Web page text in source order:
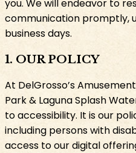
you. We will endeavor to
communication promptly,
business days.​​​​‌ ‍ ​‍​‍‌‍ ‌ ​‍‌‍‍‌‌‍‌ ‌‍‍‌‌‍ ‍​‍​‍​ ‍‍​‍​‍‌ ​ ‌‍​‌‌‍ ‍‌‍‍‌‌ ‌​‌ ‍‌​‍ ‍‌‍‍‌‌‍ ​‍​‍​‍ ​​‍​‍‌‍‍​‌ ​‍‌‍‌‌‌‍‌‍​‍​‍​ ‍‍​‍​‍‌‍‍​‌ ‌​‌ ‌​‌ ​​​ ‍‍​‍ ​‍ ‌‍ ​‌‍​‌​‍ ‌‌‍‌‍‌‍​‌‌‍ ‌‌‍‍‌‌‍‌ ‌‍ ​‌‍‍‌‌‍​‌​‍ ‌‌‍‌​‌‍‌‌‌‍ ​‌‍‌ ‌ ​‍‌‍ ‌ ​ ‌ ​ ‌‍ ​‍ ‍‌ ​ ‌‍​‌‌‍ ‍‌‍‍‌‌ ‌​‌ ‍‌​‍ ‍‌ ​ ‌ ‌​‌ ‌‌‌‍‌​‌‍‍‌‌‍ ​‍ ‌‍‍‌‌‍ ‍‌ ‌​‌‍‌‌‌‍ ‍‌ ‌​​‍ ‌‍‌‌‌‍‌​‌‍‍‌‌ ‌​​‍ ‌‍ ‌‌‍ ‌‍‌​‌‍‌‌​ ‌‌ ​​‌ ​‍‌‍‌‌‌ ​ ‌‍‌‌‌‍ ‍‌ ‌​‌‍​‌‌ ‌​‌‍‍‌‌‍ ‌‍ ‍​ ‍ ‌‍‍‌‌‍‌​​ ‌​ ‌‌​ ​​​ ‌​‌‍‌​‌‍​‍‌‍​‍​ ‌ ‌‍‌‌​‍ ‌​ ​ ‌‍‌​‌‍​ ​ ‌​​‍ ‌​ ‌​​ ‌‌​ ​‌​ ‍‌​‍ ‌‌‍​‍‌‍‌‍​ ‌ ​ ​​​‍ ‌​ ​ ​ ‌‌‌‍‌‍​ ‌‍‌‍​‌​ ​‌‌‍​‌​ ​​​ ​‌‌‍‌‍‌‍​‍‌‍‌‌​ ‍ ‌ ‌​‌ ‍‌‌ ​​‌‍‌‌​ ‌‌ ​​‌‍​‌‌‍‌ ‌‍‌‌​ ‍ ‌ ​​‌‍​‌‌ ‌​‌‍‍​​ ‌‌ ​​‌‍​‌‌‍‌ ‌‍‌‌‌​​‍‌ ‌‌‌‍‍‌‌‍ ​‌‍‌​‌‍‌‌‌ ​‍​‍‌‌​ ‌‌‌​​‍‌‌ ‌‍‍ ‌‍‌‌‌ ‍‌​‍‌‌​ ​ ‌​‌​​‍‌‌​ ​ ‌​‌​​‍‌‌​ ​‍​ ​‍​ ‍‌​ ‌‍​ ‌ ‌‍​‌​ ‌ ​ ​‌​ ​‌‌‍​‌‌‍​‌​ ‍‌​ ​‌​ ​​​‍‌‌​ ​‍​ ​‍​‍‌‌​ ‌‌‌​‌​​‍ ‍‌‍‍‌‌‍ ‍‌ ‌​‌ ​‍‌‍ ​‍‌‌​ ‌‌‌​​‍‌‌ ‌‍‍ ‌‍‌‌‌ ‍‌​‍‌‌​ ​ ‌​‌​​‍‌‌​ ​ ‌​‌​​‍‌‌​ ​‍​ ​‍​ ‌‌​ ‍​​ ‌​​ ​‍​ ​‍​ ​​​ ​​‌‍‌​​ ‍‌​ ‌ ​ ‌‌‌‍‌‍​‍‌‌​ ​‍​ ​‍​‍‌‌​ ‌‌‌​‌​​‍ ‍‌‍​ ‌‍‍​‌‍‍‌‌‍ ​‌‍‌​‌ ​‍‌‍‌‌‌‍ ‍​‍‌‌​ ‌‌‌​​‍‌‌ ‌‍‍ ‌‍‌‌‌ ‍‌​‍‌‌​ ​ ‌​‌​​‍‌‌​ ​ ‌​‌​​‍‌‌​ ​‍​ ​‍​ ‌ ‌‍‌‍​ ‍​​ ‌‌‌‍‌‌​ ​ ​ ‌‌​ ‌​‌‍​ ‌‍‌‍​ ‌‍​ ‍‌​‍‌‌​ ​‍​ ​‍​‍‌‌​ ‌‌‌​‌​​‍ ‍‌ ‌​‌‍‌‌‌ ‍​‌ ‌​​ ‌‍​‍‌‍​‌‌ ​ ‌‍‌‌‌‌‌‌‌ ​‍‌‍ ​​ ‌‌‍‍​‌ ‌​‌ ‌​‌ ​​​‍‌‌​ ​ ‌​​‌​‍‌‌​ ​‍‌​‌‍​‍‌‌​ ​‍‌​‌‍‌‍ ​‌‍​‌​‍ ‌‌‍‌‍‌‍​‌‌‍ ‌‌‍‍‌‌‍‌ ‌‍ ​‌‍‍‌‌‍​‌​‍ ‌‌‍‌​‌‍‌‌‌‍ ​‌‍‌ ‌ ​‍‌‍ ‌ ​ ‌ ​ ‌‍ ​‍ ‍‌ ​ ‌‍​‌‌‍ ‍‌‍‍‌‌ ‌​‌ ‍‌​‍ ‍‌ ​ ‌ ‌​‌ ‌‌‌‍‌​‌‍‍‌‌‍ ​‍‌‍‌‍‍‌‌‍‌​​ ‌​ ‌‌​ ​​​ ‌​‌‍‌​‌‍​‍‌‍​‍​ ‌ ‌‍‌‌​‍ ‌​ ​ ‌‍‌​‌‍​ ​ ‌​​‍ ‌​ ‌​​ ‌‌​ ​‌​ ‍‌​‍ ‌‌‍​‍‌‍‌‍​ ‌ ​ ​​​‍ ‌​ ​ ​ ‌‌‌‍‌‍​ ‌‍‌‍​‌​ ​‌‌‍​‌​ ​​​ ​‌‌‍‌‍‌‍​‍‌‍‌‌​‍‌‍‌ ‌​‌ ‍‌‌ ​​‌‍‌‌​ ‌‌ ​​‌‍​‌‌‍‌ ‌‍‌‌​‍‌‍‌ ​​‌‍​‌‌ ‌​‌‍‍​​ ‌‌ ​​‌‍​‌‌‍‌ ‌‍‌‌‌​​‍‌ ‌‌‌‍‍‌‌‍ ​‌‍‌​‌‍‌‌‌ ​‍​‍‌‌​ ‌‌‌​​‍‌‌ ‌‍‍ ‌‍‌‌‌ ‍‌​‍‌‌​ ​ ‌​‌​​‍‌‌​ ​ ‌​‌​​‍‌‌​ ​‍​ ​‍​ ‍‌​ ‌‍​ ‌ ‌‍​‌​ ‌ ​ ​‌​ ​‌‌‍​‌‌‍​‌​ ‍‌​ ​‌​ ​​​‍‌‌​ ​‍​ ​‍​‍‌‌​ ‌‌‌​‌​​‍ ‍‌‍‍‌‌‍ ‍‌ ‌​‌ ​‍‌‍ ​‍‌‌​ ‌‌‌​​‍‌‌ ‌‍‍ ‌‍‌‌‌ ‍‌​‍‌‌​ ​ ‌​‌​​‍‌‌​ ​ ‌​‌​​‍‌‌​ ​‍​ ​‍​ ‌‌​ ‍​​ ‌​​ ​‍​ ​‍​ ​​​ ​​‌‍‌​​ ‍‌​ ‌ ​ ‌‌‌‍‌‍​‍‌‌​ ​‍​ ​‍​‍‌‌​ ‌‌‌​‌​​‍ ‍‌‍​ ‌‍‍​‌‍‍‌‌‍ ​‌‍‌​‌ ​‍‌‍‌‌‌‍ ‍​‍‌‌​ ‌‌‌​​‍‌‌ ‌‍‍ ‌‍‌‌‌ ‍‌​‍‌‌​ ​ ‌​‌​​‍‌‌​ ​ ‌​‌​​‍‌‌​ ​‍​ ​‍​ ‌ ‌‍‌‍​ ‍​​ ‌‌‌‍‌‌​ ​ ​ ‌‌​ ‌​‌‍​ ‌‍‌‍​ ‌‍​ ‍‌​‍‌‌​ ​‍​ ​‍​‍‌‌​ ‌‌‌​‌​​‍ ‍‌ ‌​‌‍‌‌‌ ‍​‌ ‌​​‍‌‍‌ ​​‌‍‌‌‌ ​‍‌ ​ ‌ ​​‌‍‌‌‌‍​ ‌ ‌​‌‍‍‌‌ ‌‍‌‍‌‌​ ‌‌ ​​‌ ‌‌‌‍​‍‌‍ ​‌‍‍‌‌ ​ ‌‍‍​‌‍‌‌‌‍‌​​‍​‍‌ ‌
1. OUR POLICY​​​​‌ ‍ ​‍​‍‌‍ ‌ ​‍‌‍‍‌‌‍‌ ‌‍‍‌‌‍ ‍​‍​‍​ ‍‍​‍​‍‌ ​ ‌‍​‌‌‍ ‍‌‍‍‌‌ ‌​‌ ‍‌​‍ ‍‌‍‍‌‌‍ ​‍​‍​‍ ​​‍​‍‌‍‍​‌ ​‍‌‍‌‌‌‍‌‍​‍​‍​ ‍‍​‍​‍‌‍‍​‌ ‌​‌ ‌​‌ ​​​ ‍‍​‍ ​‍ ‌‍ ​‌‍​‌​‍ ‌‌‍‌‍‌‍​‌‌‍ ‌‌‍‍‌‌‍‌ ‌‍ ​‌‍‍‌‌‍​‌​‍ ‌‌‍‌​‌‍‌‌‌‍ ​‌‍‌ ‌ ​‍‌‍ ‌ ​ ‌ ​ ‌‍ ​‍ ‍‌ ​ ‌‍​‌‌‍ ‍‌‍‍‌‌ ‌​‌ ‍‌​‍ ‍‌ ​ ‌ ‌​‌ ‌‌‌‍‌​‌‍‍‌‌‍ ​‍ ‌‍‍‌‌‍ ‍‌ ‌​‌‍‌‌‌‍ ‍‌ ‌​​‍ ‌‍‌‌‌‍‌​‌‍‍‌‌ ‌​​‍ ‌‍ ‌‌‍ ‌‍‌​‌‍‌‌​ ‌‌ ​​‌ ​‍‌‍‌‌‌ ​ ‌‍‌‌‌‍ ‍‌ ‌​‌‍​‌‌ ‌​‌‍‍‌‌‍ ‌‍ ‍​ ‍ ‌‍‍‌‌‍‌​​ ‌​ ‌‌​ ​​​ ‌​‌‍‌​‌‍​‍‌‍​‍​ ‌ ‌‍‌‌​‍ ‌​ ​ ‌‍‌​‌‍​ ​ ‌​​‍ ‌​ ‌​​ ‌‌​ ​‌​ ‍‌​‍ ‌‌‍​‍‌‍‌‍​ ‌ ​ ​​​‍ ‌​ ​ ​ ‌‌‌‍‌‍​ ‌‍‌‍​‌​ ​‌‌‍​‌​ ​​​ ​‌‌‍‌‍‌‍​‍‌‍‌‌​ ‍ ‌ ‌​‌ ‍‌‌ ​​‌‍‌‌​ ‌‌ ​​‌‍​‌‌‍‌ ‌‍‌‌​ ‍ ‌ ​​‌‍​‌‌ ‌​‌‍‍​​ ‌‌ ​​‌‍​‌‌‍‌ ‌‍‌‌‌​​‍‌ ‌‌‌‍‍‌‌‍ ​‌‍‌​‌‍‌‌‌ ​‍​‍‌‌​ ‌‌‌​​‍‌‌ ‌‍‍ ‌‍‌‌‌ ‍‌​‍‌‌​ ​ ‌​‌​​‍‌‌​ ​ ‌​‌​​‍‌‌​ ​‍​ ​‍​ ‍‌​ ‌‍​ ‌ ‌‍​‌​ ‌ ​ ​‌​ ​‌‌‍​‌‌‍​‌​ ‍‌​ ​‌​ ​​​‍‌‌​ ​‍​ ​‍​‍‌‌​ ‌‌‌​‌​​‍ ‍‌‍​‍‌‍ ‌‍‌​‌ ‍‌​‍‌‌​ ‌‌‌​​‍‌‌ ‌‍‍ ‌‍‌‌‌ ‍‌​‍‌‌​ ​ ‌​‌​​‍‌‌​ ​ ‌​‌​​‍‌‌​ ​‍​ ​‍​ ​‌​ ‌‍‌‍‌‍‌‍‌‍​ ‍‌‌‍​ ​ ‌ ​ ‌‍‌‍‌‍​ ​ ‌‍‌​​ ​​​‍‌‌​ ​‍​ ​‍​‍‌‌​ ‌‌‌​‌​​‍ ‍‌‍​ ‌‍‍​‌‍‍‌‌‍ ​‌‍‌​‌ ​‍‌‍‌‌‌‍ ‍​‍‌‌​ ‌‌‌​​‍‌‌ ‌‍‍ ‌‍‌‌‌ ‍‌​‍‌‌​ ​ ‌​‌​​‍‌‌​ ​ ‌​‌​​‍‌‌​ ​‍​ ​‍​ ​‍‌‍​‌​ ​‍‌‍​‍​ ​ ‌‍‌‌‌‍​‌​ ​‍​ ‌‌​ ‌​​ ‌ ‌‍‌‌​‍‌‌​ ​‍​ ​‍​‍‌‌​ ‌‌‌​‌​​‍ ‍‌ ‌​‌‍‌‌‌ ‍​‌ ‌​​ ‌‍​‍‌‍​‌‌ ​ ‌‍‌‌‌‌‌‌‌ ​‍‌‍ ​​ ‌‌‍‍​‌ ‌​‌ ‌​‌ ​​​‍‌‌​ ​ ‌​​‌​‍‌‌​ ​‍‌​‌‍​‍‌‌​ ​‍‌​‌‍‌‍ ​‌‍​‌​‍ ‌‌‍‌‍‌‍​‌‌‍ ‌‌‍‍‌‌‍‌ ‌‍ ​‌‍‍‌‌‍​‌​‍ ‌‌‍‌​‌‍‌‌‌‍ ​‌‍‌ ‌ ​‍‌‍ ‌ ​ ‌ ​ ‌‍ ​‍ ‍‌ ​ ‌‍​‌‌‍ ‍‌‍‍‌‌ ‌​‌ ‍‌​‍ ‍‌ ​ ‌ ‌​‌ ‌‌‌‍‌​‌‍‍‌‌‍ ​‍‌‍‌‍‍‌‌‍‌​​ ‌​ ‌‌​ ​​​ ‌​‌‍‌​‌‍​‍‌‍​‍​ ‌ ‌‍‌‌​‍ ‌​ ​ ‌‍‌​‌‍​ ​ ‌​​‍ ‌​ ‌​​ ‌‌​ ​‌​ ‍‌​‍ ‌‌‍​‍‌‍‌‍​ ‌ ​ ​​​‍ ‌​ ​ ​ ‌‌‌‍‌‍​ ‌‍‌‍​‌​ ​‌‌‍​‌​ ​​​ ​‌‌‍‌‍‌‍​‍‌‍‌‌​‍‌‍‌ ‌​‌ ‍‌‌ ​​‌‍‌‌​ ‌‌ ​​‌‍​‌‌‍‌ ‌‍‌‌​‍‌‍‌ ​​‌‍​‌‌ ‌​‌‍‍​​ ‌‌ ​​‌‍​‌‌‍‌ ‌‍‌‌‌​​‍‌ ‌‌‌‍‍‌‌‍ ​‌‍‌​‌‍‌‌‌ ​‍​‍‌‌​ ‌‌‌​​‍‌‌ ‌‍‍ ‌‍‌‌‌ ‍‌​‍‌‌​ ​ ‌​‌​​‍‌‌​ ​ ‌​‌​​‍‌‌​ ​‍​ ​‍​ ‍‌​ ‌‍​ ‌ ‌‍​‌​ ‌ ​ ​‌​ ​‌‌‍​‌‌‍​‌​ ‍‌​ ​‌​ ​​​‍‌‌​ ​‍​ ​‍​‍‌‌​ ‌‌‌​‌​​‍ ‍‌‍​‍‌‍ ‌‍‌​‌ ‍‌​‍‌‌​ ‌‌‌​​‍‌‌ ‌‍‍ ‌‍‌‌‌ ‍‌​‍‌‌​ ​ ‌​‌​​‍‌‌​ ​ ‌​‌​​‍‌‌​ ​‍​ ​‍​ ​‌​ ‌‍‌‍‌‍‌‍‌‍​ ‍‌‌‍​ ​ ‌ ​ ‌‍‌‍‌‍​ ​ ‌‍‌​​ ​​​‍‌‌​ ​‍​ ​‍​‍‌‌​ ‌‌‌​‌​​‍ ‍‌‍​ ‌‍‍​‌‍‍‌‌‍ ​‌‍‌​‌ ​‍‌‍‌‌‌‍ ‍​‍‌‌​ ‌‌‌​​‍‌‌ ‌‍‍ ‌‍‌‌‌ ‍‌​‍‌‌​ ​ ‌​‌​​‍‌‌​ ​ ‌​‌​​‍‌‌​ ​‍​ ​‍​ ​‍‌‍​‌​ ​‍‌‍​‍​ ​ ‌‍‌‌‌‍​‌​ ​‍​ ‌‌​ ‌​​ ‌ ‌‍‌‌​‍‌‌​ ​‍​ ​‍​‍‌‌​ ‌‌‌​‌​​‍ ‍‌ ‌​‌‍‌‌‌ ‍​‌ ‌​​‍‌‍‌ ​​‌‍‌‌‌ ​‍‌ ​ ‌ ​​‌‍‌‌‌‍​ ‌ ‌​‌‍‍‌‌ ‌‍‌‍‌‌​ ‌‌ ​​‌ ‌‌‌‍​‍‌‍ ​‌‍‍‌‌ ​ ‌‍‍​‌‍‌‌‌‍‌​​‍​‍‌ ‌
At DelGrosso’s
Park & Laguna Splash
to accessibility. It is our
including persons with
access to our digital offerings.​​​​‌